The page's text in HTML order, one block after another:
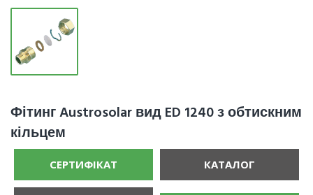
Фітинг Austrosolar вид ED 1240 з обтискним
кільцем
СЕРТИФІКАТ КАТАЛОГ